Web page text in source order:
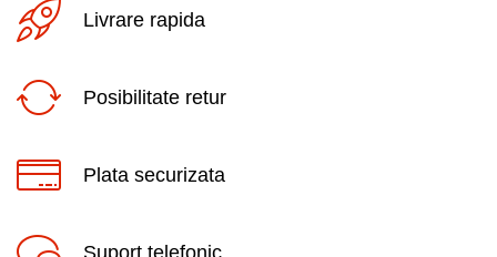
Livrare rapida
Posibilitate retur
Plata securizata
Suport telefonic